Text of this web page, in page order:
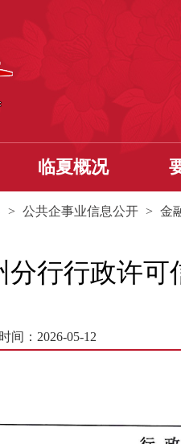
临夏概况
> 公共企事业信息公开 > 金
行行政许可
间：2026-05-12